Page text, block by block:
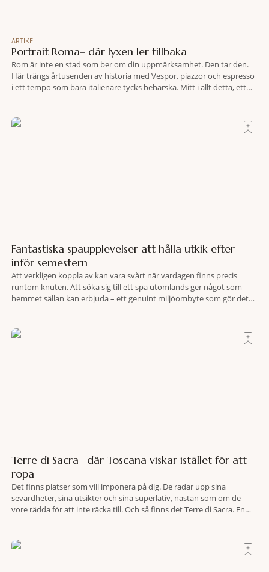
ARTIKEL
Portrait Roma– där lyxen ler tillbaka
Rom är inte en stad som ber om din uppmärksamhet. Den tar den.
Här trängs årtusenden av historia med Vespor, piazzor och espresso
i ett tempo som bara italienare tycks behärska. Mitt i allt detta, ett
Fantastiska spaupplevelser att hålla utkik efter
inför semestern
Att verkligen koppla av kan vara svårt när vardagen finns precis
runtom knuten. Att söka sig till ett spa utomlands ger något som
hemmet sällan kan erbjuda – ett genuint miljöombyte som gör det
Terre di Sacra– där Toscana viskar istället för att
ropa
Det finns platser som vill imponera på dig. De radar upp sina
sevärdheter, sina utsikter och sina superlativ, nästan som om de
vore rädda för att inte räcka till. Och så finns det Terre di Sacra. En